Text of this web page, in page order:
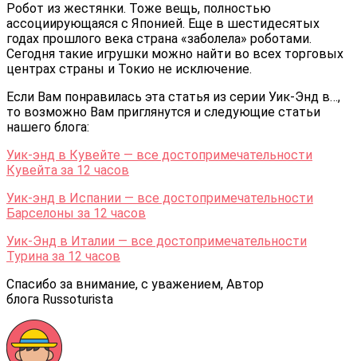
Робот из жестянки. Тоже вещь, полностью
ассоциирующаяся с Японией. Еще в шестидесятых
годах прошлого века страна «заболела» роботами.
Сегодня такие игрушки можно найти во всех торговых
центрах страны и Токио не исключение.
Если Вам понравилась эта статья из серии Уик-Энд в…,
то возможно Вам приглянутся и следующие статьи
нашего блога:
Уик-энд в Кувейте — все достопримечательности
Кувейта за 12 часов
Уик-энд в Испании — все достопримечательности
Барселоны за 12 часов
Уик-Энд в Италии — все достопримечательности
Турина за 12 часов
Спасибо за внимание, с уважением, Автор
блога Russoturista